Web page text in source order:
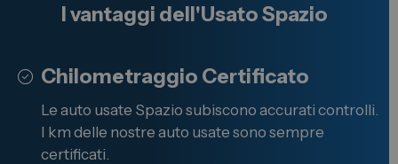
I vantaggi dell'UsatoSpazio
Chilometraggio Certificato
Le auto usate Spazio subiscono accurati controlli.
I km delle nostre auto usate sono sempre
certificati.